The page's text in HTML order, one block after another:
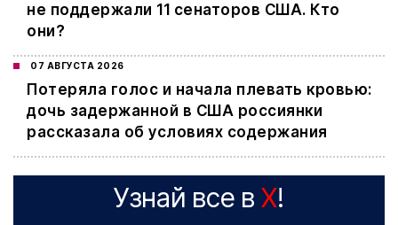
не поддержали 11 сенаторов США. Кто
они?
07 АВГУСТА 2026
Потеряла голос и начала плевать кровью:
дочь задержанной в США россиянки
рассказала об условиях содержания
Узнай все в X!